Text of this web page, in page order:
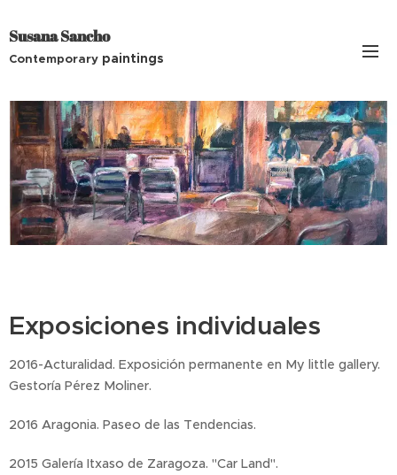
Susana Sancho
Contemporary paintings
Exposiciones individuales
2016-Acturalidad. Exposición permanente en My little gallery.
Gestoría Pérez Moliner.
2016 Aragonia. Paseo de las Tendencias.
2015 Galería Itxaso de Zaragoza. "Car Land".